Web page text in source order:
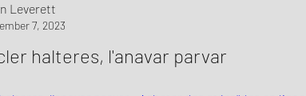
Leverett
7, 2023
halteres, l'anavar parvar